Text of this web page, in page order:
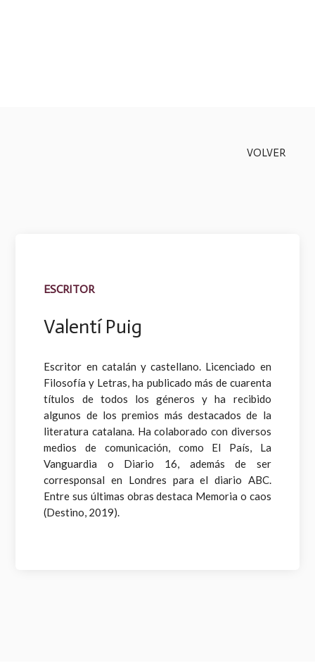
VOLVER
ESCRITOR
Valentí Puig
Escritor en catalán y castellano. Licenciado en
Filosofía y Letras, ha publicado más de cuarenta
títulos de todos los géneros y ha recibido
algunos de los premios más destacados de la
literatura catalana. Ha colaborado con diversos
medios de comunicación, como El País, La
Vanguardia o Diario 16, además de ser
corresponsal en Londres para el diario ABC.
Entre sus últimas obras destaca Memoria o caos
(Destino, 2019).